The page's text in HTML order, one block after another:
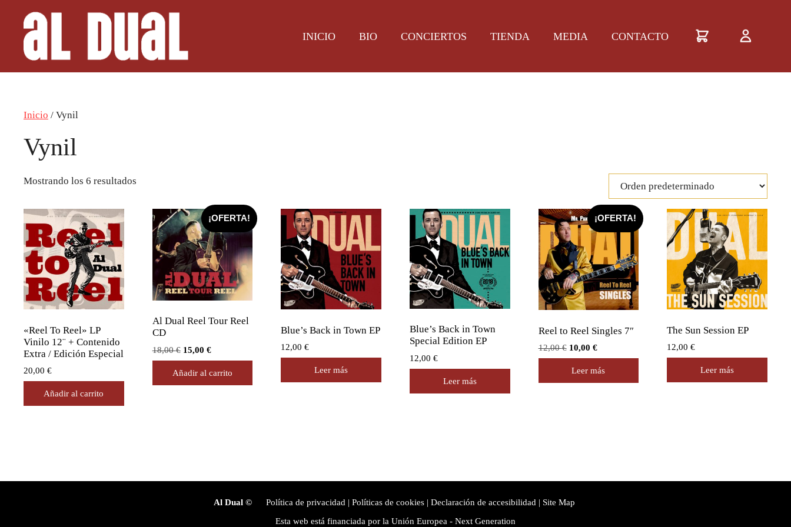
contenido
INICIO BIO CONCIERTOS TIENDA MEDIA CONTACTO
Inicio / Vynil
Vynil
Mostrando los 6 resultados
«Reel To Reel» LP
Vinilo 12¨ + Contenido
Extra / Edición Especial
20,00 €
Añadir al carrito
¡OFERTA!
Al Dual Reel Tour Reel
CD
18,00€ El
precio
original
era:
15,00 €El
precio
actual
es:
Añadir al carrito
Blue’s Back in Town EP
12,00€
Leer más
Blue’s Back in Town
Special Edition EP
12,00 €
Leer más
¡OFERTA!
Reel to Reel Singles 7″
12,00€ El
precio
original
era:
10,00 €El
precio
actual
es:
Leer más
The Sun Session EP
12,00€
Leer más
Al Dual © Política de privacidad | Políticas de cookies | Declaración de accesibilidad | Site Map
Esta web está financiada por la Unión Europea - Next Generation